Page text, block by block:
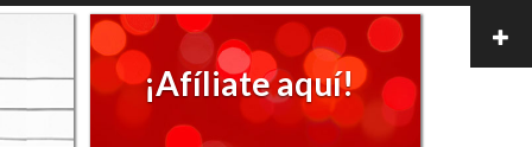
¡Afíliate aquí!